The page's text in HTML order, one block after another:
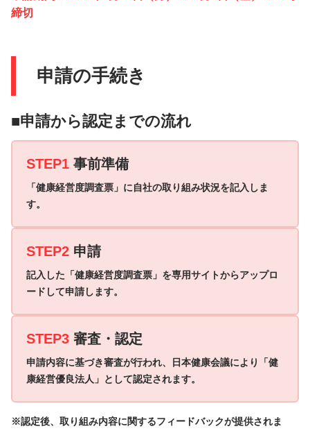
締切
申請の手続き
■申請から認定までの流れ
STEP1 事前準備
「健康経営度調査票」に自社の取り組み状況を記入しま
す。
STEP2 申請
記入した「健康経営度調査票」を専用サイトからアップロ
ードして申請します。
STEP3 審査・認定
申請内容に基づき審査が行われ、
日本健康会議により「健
康経営優良法人」として認定されます。
※認定後、取り組み内容に関するフィードバックが提供されま